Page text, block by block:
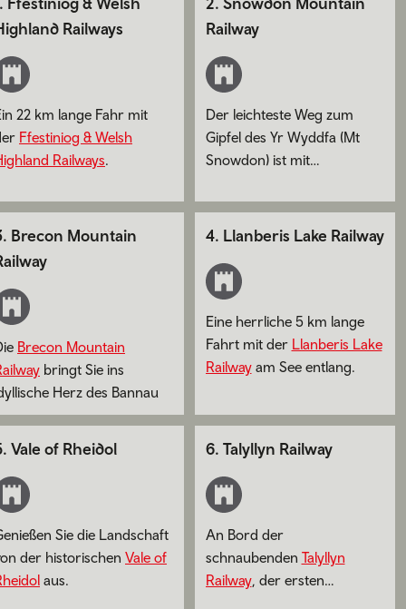
Railways
22 km lange Fahr mit
Ffestiniog & Welsh
Railways
Railway
Der leichteste Weg zum
Gipfel des Yr Wyddfa (Mt
Snowdon) ist mit
Railway.
. Brecon Mountain
Brecon Mountain
bringt Sie ins
Herz des Bannau
Nationalparks.
4. Llanberis Lake Railway
Eine herrliche 5 km lange
Fahrt mit der Llanberis Lake
Railwayam See entlang.
. Vale of Rheidol
Sie die Landschaft
der historischen Vale of
aus.
6. Talyllyn Railway
An Bord der
schnaubenden Talyllyn
Railway, der ersten